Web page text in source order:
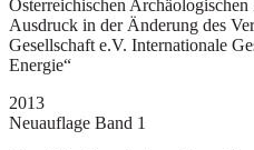
Österreichischen
Ausdruck in der Änderung des
Gesellschaft e.V. Internationale
Energie“
2013
Neuauflage Band 1